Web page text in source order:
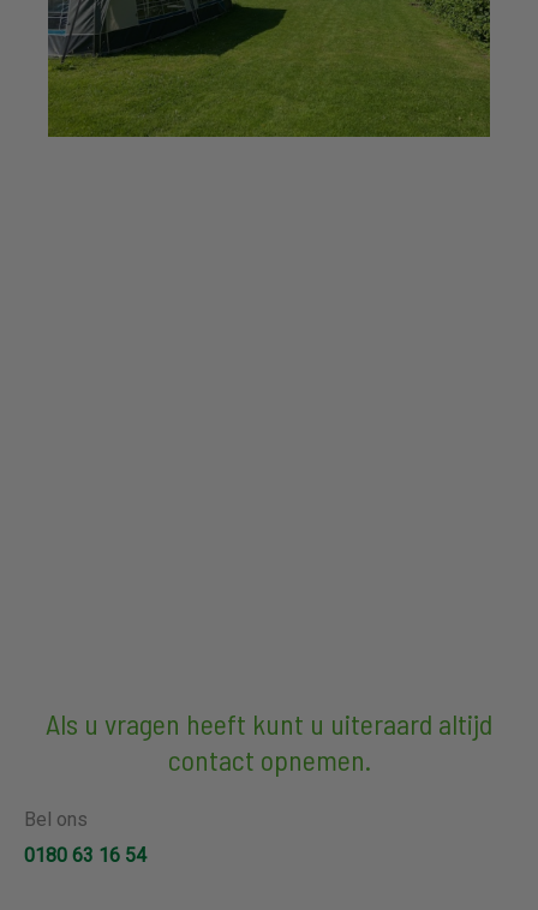
Als u vragen heeft kunt u uiteraard altijd
contact opnemen.
Bel ons
0180 63 16 54